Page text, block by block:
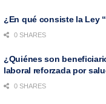
¿En qué consiste la Ley
0 SHARES
¿Quiénes son
laboral reforzada por
0 SHARES